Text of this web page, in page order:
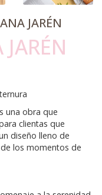
ANA JARÉN
una obra que
clientas que
diseño lleno de
los momentos de